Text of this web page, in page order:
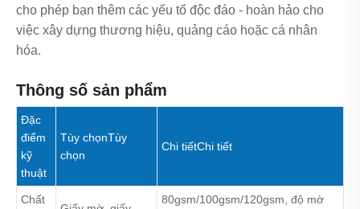
cho phép bạn thêm các yếu tố độc đáo - hoàn hảo cho
việc xây dựng thương hiệu, quảng cáo hoặc cá nhân
hóa.
Thông số sản phẩm
Đặc
điểm
kỹ
thuật
Tùy chọnTùy
chọn
Chi tiếtChi tiết
Chất
80gsm/100gsm/120gsm, độ mờ